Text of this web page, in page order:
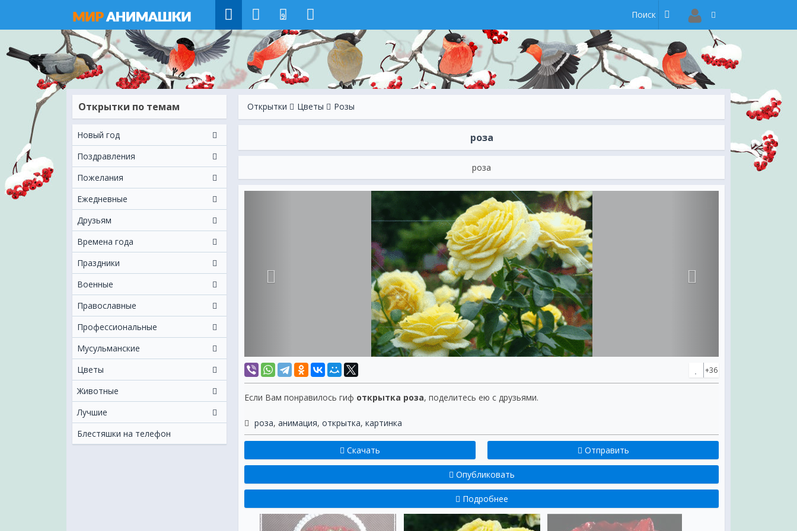
9
Открытки по темам
Новый год
Поздравления
Пожелания
Ежeдневные
Друзьям
Времена года
Праздники
Военные
Православные
Профессиональные
Мусульманские
Цветы
Животные
Лучшие
Блестяшки на телефон
Открытки Цветы Розы
роза
роза
+36
Если Вам понравилось гиф открытка роза, поделитесь ею с друзьями.
роза, анимация, открытка, картинка
Скачать Отправить
Опубликовать
Подробнее